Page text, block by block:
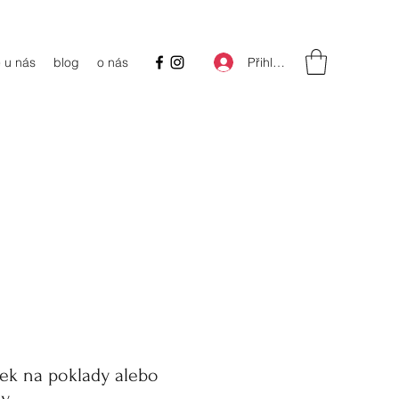
u nás blog o nás Přihlásit se
na poklady alebo